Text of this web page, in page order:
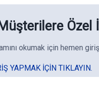
Özel
okumak için hemen
YAPMAK IÇIN TIKLAYIN.